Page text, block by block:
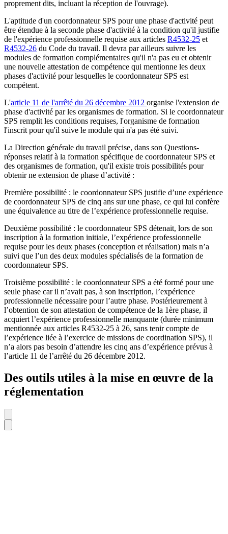
proprement dits, incluant la réception de l'ouvrage).
L'aptitude d'un coordonnateur SPS pour une phase d'activité peut
être étendue à la seconde phase d'activité à la condition qu'il justifie
de l'expérience professionnelle requise aux articles R4532-25 et
R4532-26 du Code du travail. Il devra par ailleurs suivre les
modules de formation complémentaires qu'il n'a pas eu et obtenir
une nouvelle attestation de compétence qui mentionne les deux
phases d'activité pour lesquelles le coordonnateur SPS est
compétent.
L'article 11 de l'arrêté du 26 décembre 2012 organise l'extension de
phase d'activité par les organismes de formation. Si le coordonnateur
SPS remplit les conditions requises, l'organisme de formation
l'inscrit pour qu'il suive le module qui n'a pas été suivi.
La Direction générale du travail précise, dans son Questions-
réponses relatif à la formation spécifique de coordonnateur SPS et
des organismes de formation, qu'il existe trois possibilités pour
obtenir ne extension de phase d’activité :
Première possibilité : le coordonnateur SPS justifie d’une expérience
de coordonnateur SPS de cinq ans sur une phase, ce qui lui confère
une équivalence au titre de l’expérience professionnelle requise.
Deuxième possibilité : le coordonnateur SPS détenait, lors de son
inscription à la formation initiale, l’expérience professionnelle
requise pour les deux phases (conception et réalisation) mais n’a
suivi que l’un des deux modules spécialisés de la formation de
coordonnateur SPS.
Troisième possibilité : le coordonnateur SPS a été formé pour une
seule phase car il n’avait pas, à son inscription, l’expérience
professionnelle nécessaire pour l’autre phase. Postérieurement à
l’obtention de son attestation de compétence de la 1ère phase, il
acquiert l’expérience professionnelle manquante (durée minimum
mentionnée aux articles R4532-25 à 26, sans tenir compte de
l’expérience liée à l’exercice de missions de coordination SPS), il
n’a alors pas besoin d’attendre les cinq ans d’expérience prévus à
l’article 11 de l’arrêté du 26 décembre 2012.
Des outils utiles à la mise en œuvre de la
réglementation